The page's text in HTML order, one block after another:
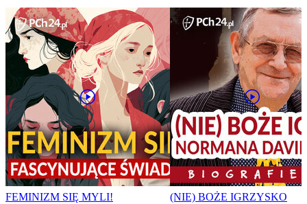
FEMINIZM SIĘ MYLI!
(NIE) BOŻE IGRZYSKO